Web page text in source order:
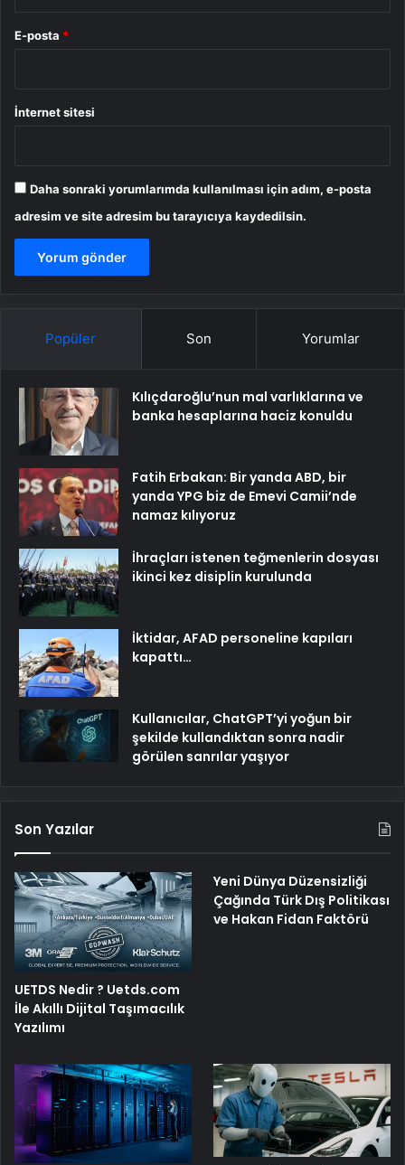
E-posta *
İnternet sitesi
Daha sonraki yorumlarımda kullanılması için adım, e-posta
adresim ve site adresim bu tarayıcıya kaydedilsin.
Popüler Son Yorumlar
Kılıçdaroğlu’nun mal varlıklarına ve
banka hesaplarına haciz konuldu
Fatih Erbakan: Bir yanda ABD, bir
yanda YPG biz de Emevi Camii’nde
namaz kılıyoruz
İhraçları istenen teğmenlerin dosyası
ikinci kez disiplin kurulunda
İktidar, AFAD personeline kapıları
kapattı…
Kullanıcılar, ChatGPT’yi yoğun bir
şekilde kullandıktan sonra nadir
görülen sanrılar yaşıyor
Son Yazılar
UETDS Nedir ? Uetds.com
İle Akıllı Dijital Taşımacılık
Yazılımı
Yeni Dünya Düzensizliği
Çağında Türk Dış Politikası
ve Hakan Fidan Faktörü